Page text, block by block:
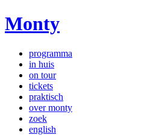
Monty
programma
in huis
on tour
tickets
praktisch
over monty
zoek
english